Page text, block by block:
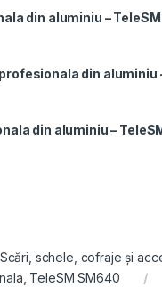
din aluminiu – TeleSM
din aluminiu
din aluminiu –
Scări, schele, cofraje și
TeleSM SM640